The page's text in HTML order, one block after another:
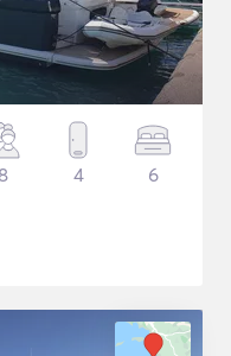
8 4 6